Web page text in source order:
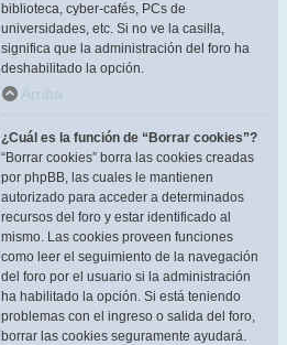
biblioteca, cyber-cafés, PCs de
universidades, etc. Si no ve la casilla,
significa que la administración del foro ha
deshabilitado la opción.
Arriba
¿Cuál es la función de “Borrar cookies”?
“Borrar cookies” borra las cookies creadas
por phpBB, las cuales le mantienen
autorizado para acceder a determinados
recursos del foro y estar identificado al
mismo. Las cookies proveen funciones
como leer el seguimiento de la navegación
del foro por el usuario si la administración
ha habilitado la opción. Si está teniendo
problemas con el ingreso o salida del foro,
borrar las cookies seguramente ayudará.